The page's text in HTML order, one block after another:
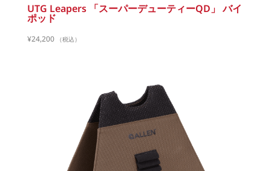
UTG Leapers 「スーパーデューティーQD」 バイ
ポッド
¥24,200 （税込）